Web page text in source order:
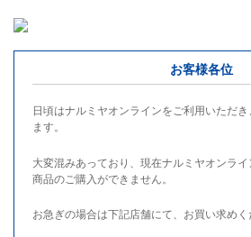
お客様各位
日頃はナルミヤオンラインをご利用いただ
ます。
大変混みあっており、現在ナルミヤオンラ
商品のご購入ができません。
お急ぎの場合は下記店舗にて、お買い求めく